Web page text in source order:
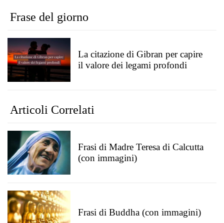
Frase del giorno
La citazione di Gibran per capire
il valore dei legami profondi
Articoli Correlati
Frasi di Madre Teresa di Calcutta
(con immagini)
Frasi di Buddha (con immagini)